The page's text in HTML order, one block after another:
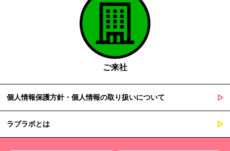
ご来社
個人情報保護方針・個人情報の取り扱いについて
ラブラボとは